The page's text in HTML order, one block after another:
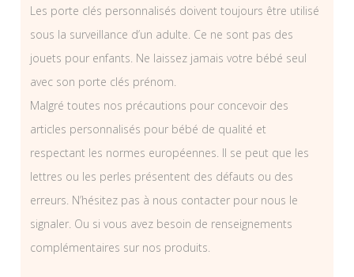
Les porte clés personnalisés doivent toujours être utilisé
sous la surveillance d’un adulte. Ce ne sont pas des
jouets pour enfants. Ne laissez jamais votre bébé seul
avec son porte clés prénom.
Malgré toutes nos précautions pour concevoir des
articles personnalisés pour bébé de qualité et
respectant les normes européennes. Il se peut que les
lettres ou les perles présentent des défauts ou des
erreurs. N’hésitez pas à nous contacter pour nous le
signaler. Ou si vous avez besoin de renseignements
complémentaires sur nos produits.